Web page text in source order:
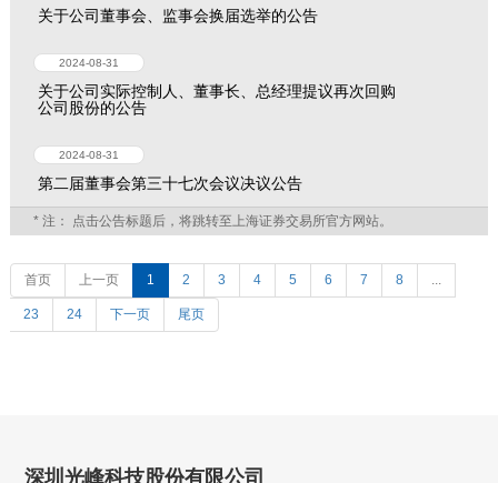
关于公司董事会、监事会换届选举的公告
2024-08-31
关于公司实际控制人、董事长、总经理提议再次回购
公司股份的公告
2024-08-31
第二届董事会第三十七次会议决议公告
* 注： 点击公告标题后，将跳转至上海证券交易所官方网站。
首页 上一页 1 2 3 4 5 6 7 8 ...
23 24 下一页 尾页
深圳光峰科技股份有限公司